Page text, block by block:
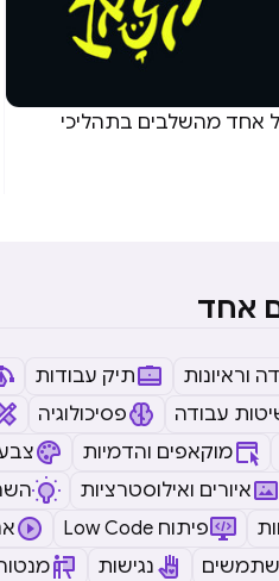
אחד מהשלבים בתהליכי
אחד
וראיונות
תיק עבודות
עבודה
פסיכולוגיה
מוקאפים והדמיות
איורים ואילוסטרציות
Low Code פיתוח
נגישות